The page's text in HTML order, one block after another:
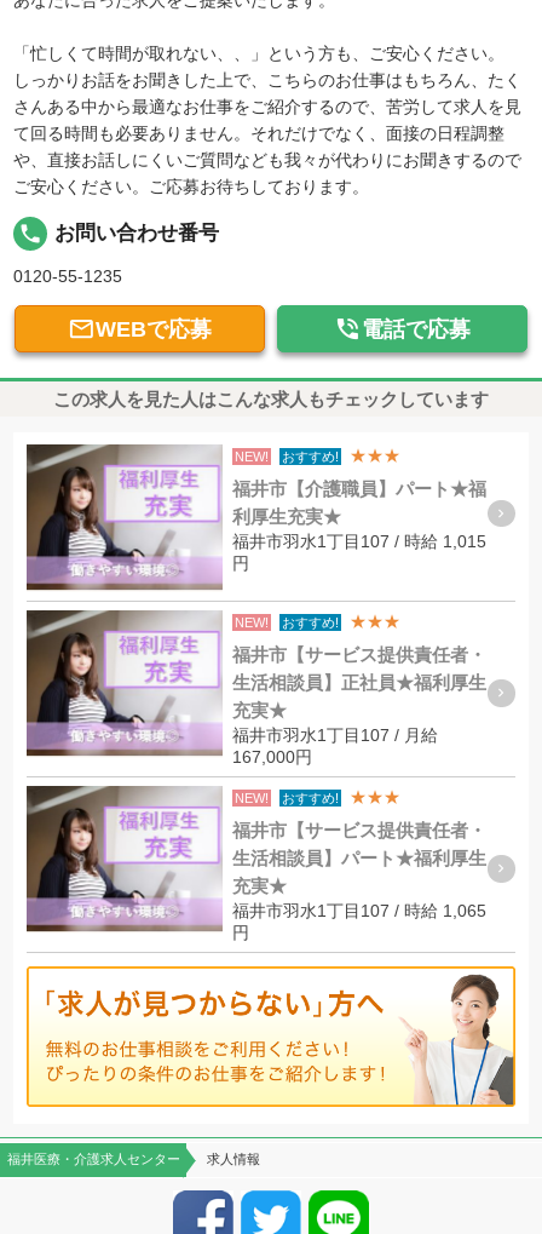
「忙しくて時間が取れない、、」という方も、ご安心ください。
しっかりお話をお聞きした上で、こちらのお仕事はもちろん、たく
さんある中から最適なお仕事をご紹介するので、苦労して求人を見
て回る時間も必要ありません。それだけでなく、面接の日程調整
や、直接お話しにくいご質問なども我々が代わりにお聞きするので
ご安心ください。ご応募お待ちしております。
local_phone お問い合わせ番号
0120-55-1235
WEBで応募  電話で応募
この求人を見た人はこんな求人もチェックしています
NEW! おすすめ! ★★★
福井市【介護職員】パート★福
利厚生充実★
福井市羽水1丁目107 / 時給 1,015
円
NEW! おすすめ! ★★★
福井市【サービス提供責任者・
生活相談員】正社員★福利厚生
充実★
福井市羽水1丁目107 / 月給
167,000円
NEW! おすすめ! ★★★
福井市【サービス提供責任者・
生活相談員】パート★福利厚生
充実★
福井市羽水1丁目107 / 時給 1,065
円
福井医療・介護求人センター 求人情報